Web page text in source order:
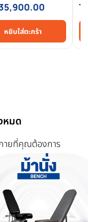
นสากล
หยิบใส่ตะกร้า
หมด
ายที่คุณต้องการ